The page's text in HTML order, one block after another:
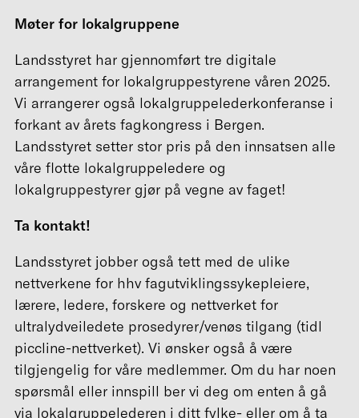
Møter for lokalgruppene
Landsstyret har gjennomført tre digitale
arrangement for lokalgruppestyrene våren 2025.
Vi arrangerer også lokalgruppelederkonferanse i
forkant av årets fagkongress i Bergen.
Landsstyret setter stor pris på den innsatsen alle
våre flotte lokalgruppeledere og
lokalgruppestyrer gjør på vegne av faget!
Ta kontakt!
Landsstyret jobber også tett med de ulike
nettverkene for hhv fagutviklingssykepleiere,
lærere, ledere, forskere og nettverket for
ultralydveiledete prosedyrer/venøs tilgang (tidl
piccline-nettverket). Vi ønsker også å være
tilgjengelig for våre medlemmer. Om du har noen
spørsmål eller innspill ber vi deg om enten å gå
via lokalgruppelederen i ditt fylke- eller om å ta